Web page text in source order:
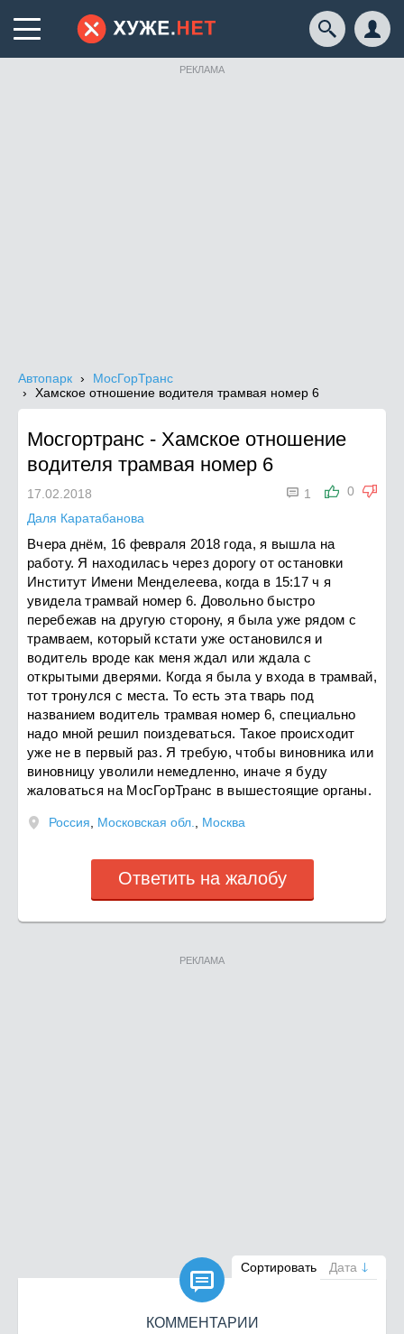
РЕКЛАМА
Автопарк
МосГорТранс
Хамское отношение водителя трамвая номер 6
Мосгортранс - Хамское отношение
водителя трамвая номер 6
0
 1
17.02.2018
Даля Каратабанова
Вчера днём, 16 февраля 2018 года, я вышла на
работу. Я находилась через дорогу от остановки
Институт Имени Менделеева, когда в 15:17 ч я
увидела трамвай номер 6. Довольно быстро
перебежав на другую сторону, я была уже рядом с
трамваем, который кстати уже остановился и
водитель вроде как меня ждал или ждала с
открытыми дверями. Когда я была у входа в трамвай,
тот тронулся с места. То есть эта тварь под
названием водитель трамвая номер 6, специально
надо мной решил поиздеваться. Такое происходит
уже не в первый раз. Я требую, чтобы виновника или
виновницу уволили немедленно, иначе я буду
жаловаться на МосГорТранс в вышестоящие органы.
Россия Московская обл. Москва
Ответить на жалобу
РЕКЛАМА
Сортировать Дата

КОММЕНТАРИИ